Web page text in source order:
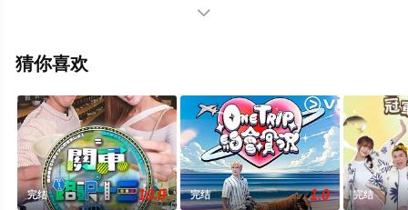
国香港综艺，大结局剧情已揭晓（1-2全集），手机免费观
息可移步至豆瓣综艺、电视猫或剧情网等平台了解。

猜你喜欢
完结 10.0 完结 1.0 完结